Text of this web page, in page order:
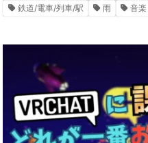
鉄道/電車/列車/駅
雨 音楽